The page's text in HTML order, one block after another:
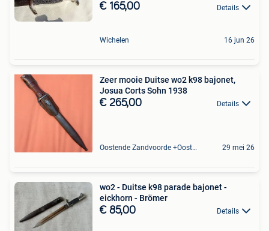
€ 165,00 Details
Wichelen 16 jun 26
Zeer mooie Duitse wo2 k98 bajonet,
Josua Corts Sohn 1938
€ 265,00 Details
Oostende Zandvoorde +Oostende 29 mei 26
wo2 - Duitse k98 parade bajonet -
eickhorn - Brömer
€ 85,00 Details